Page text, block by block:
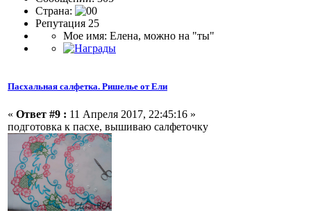
Страна:
Репутация 25
Мое имя: Елена, можно на "ты"
Пасхальная салфетка. Ришелье от Ели
« Ответ #9 : 11 Апреля 2017, 22:45:16 »
подготовка к пасхе, вышиваю салфеточку